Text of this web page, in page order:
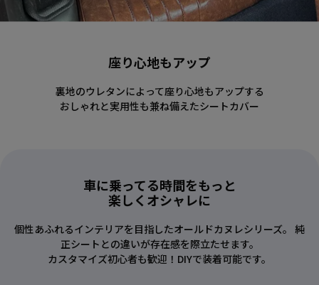
座り心地もアップ
裏地のウレタンによって座り心地もアップする
おしゃれと実用性も兼ね備えたシートカバー
車に乗ってる時間をもっと
楽しくオシャレに
個性あふれるインテリアを目指したオールドカヌレシリーズ。 純
正シートとの違いが存在感を際立たせます。
カスタマイズ初心者も歓迎！DIYで装着可能です。